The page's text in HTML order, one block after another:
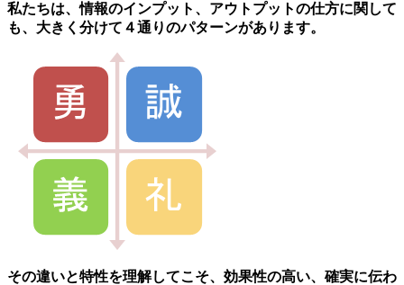
私たちは、情報のインプット、アウトプットの仕方に関して
も、大きく分けて４通りのパターンがあります。
その違いと特性を理解してこそ、効果性の高い、確実に伝わ